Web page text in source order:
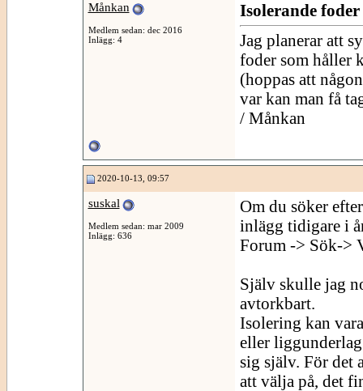
Månkan
Medlem sedan: dec 2016
Inlägg: 4
Isolerande
Jag planerar att
foder som håller
(hoppas att
var kan man få
/ Månkan
2020-10-13, 09:57
suskal
Medlem sedan: mar 2009
Inlägg: 636
Om du söker
inlägg tidigare i
Forum -> Sök->
Själv skulle jag
avtorkbart.
Isolering kan
eller
sig själv. För det
att välja på, det